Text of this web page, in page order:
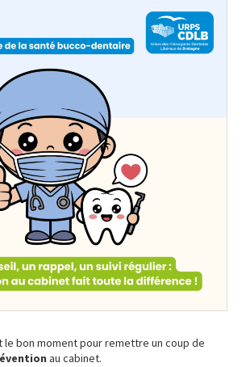
le bon moment pour remettre un coup de
au cabinet.